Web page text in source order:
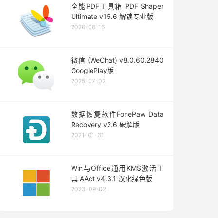
全能PDF工具箱 PDF Shaper
Ultimate v15.6 解锁专业版
2026-06-16
微信 (WeChat) v8.0.60.2840
GooglePlay版
2025-07-02
数据恢复软件FonePaw Data
Recovery v2.6 破解版
2021-01-31
Win与Office通用KMS激活工
具 AAct v4.3.1 汉化绿色版
2023-09-02